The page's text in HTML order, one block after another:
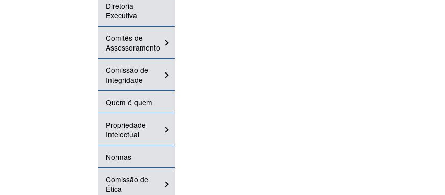
Diretoria
Executiva
Comitês de
Assessoramento
Comissão de
Integridade
Quem é quem
Propriedade
Intelectual
Normas
Comissão de
Ética